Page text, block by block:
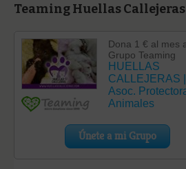
Teaming Huellas Callejeras